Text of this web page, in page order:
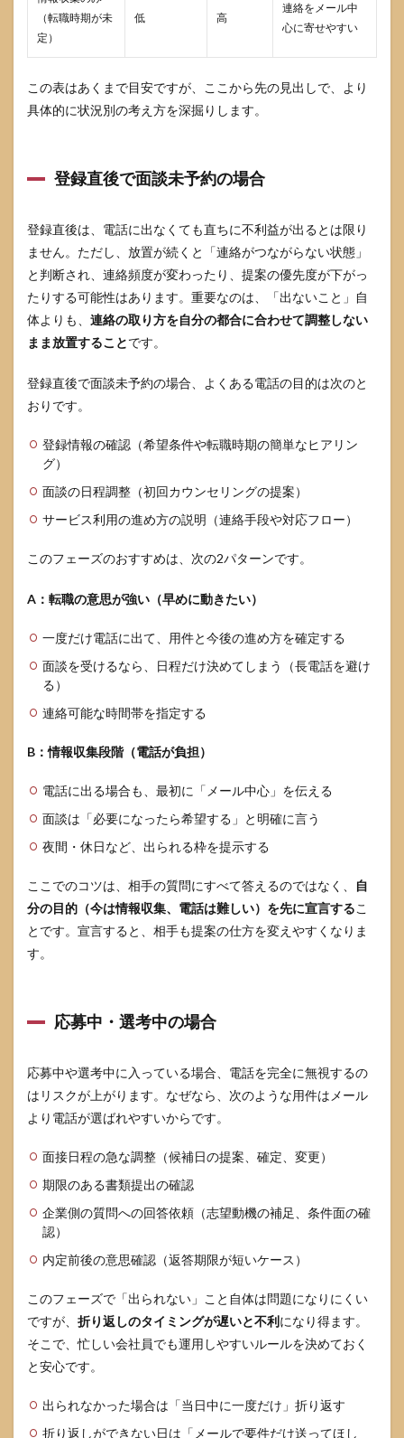
（転職時期が未
定）
低 高
連絡をメール中
心に寄せやすい
この表はあくまで目安ですが、ここから先の見出しで、より
具体的に状況別の考え方を深掘りします。
登録直後で面談未予約の場合
登録直後は、電話に出なくても直ちに不利益が出るとは限り
ません。ただし、放置が続くと「連絡がつながらない状態」
と判断され、連絡頻度が変わったり、提案の優先度が下がっ
たりする可能性はあります。重要なのは、「出ないこと」自
体よりも、 連絡の取り方を自分の都合に合わせて調整しない
まま放置することです。
登録直後で面談未予約の場合、よくある電話の目的は次のと
おりです。
登録情報の確認（希望条件や転職時期の簡単なヒアリン
グ）
面談の日程調整（初回カウンセリングの提案）
サービス利用の進め方の説明（連絡手段や対応フロー）
このフェーズのおすすめは、次の2パターンです。
A：転職の意思が強い（早めに動きたい）
一度だけ電話に出て、用件と今後の進め方を確定する
面談を受けるなら、日程だけ決めてしまう（長電話を避け
る）
連絡可能な時間帯を指定する
B：情報収集段階（電話が負担）
電話に出る場合も、最初に「メール中心」を伝える
面談は「必要になったら希望する」と明確に言う
夜間・休日など、出られる枠を提示する
ここでのコツは、相手の質問にすべて答えるのではなく、
自
分の目的（今は情報収集、電話は難しい）を先に宣言するこ
とです。宣言すると、相手も提案の仕方を変えやすくなりま
す。
応募中・選考中の場合
応募中や選考中に入っている場合、電話を完全に無視するの
はリスクが上がります。なぜなら、次のような用件はメール
より電話が選ばれやすいからです。
面接日程の急な調整（候補日の提案、確定、変更）
期限のある書類提出の確認
企業側の質問への回答依頼（志望動機の補足、条件面の確
認）
内定前後の意思確認（返答期限が短いケース）
このフェーズで「出られない」こと自体は問題になりにくい
ですが、 折り返しのタイミングが遅いと不利になり得ます。
そこで、忙しい会社員でも運用しやすいルールを決めておく
と安心です。
出られなかった場合は「当日中に一度だけ」折り返す
折り返しができない日は「メールで要件だけ送ってほし